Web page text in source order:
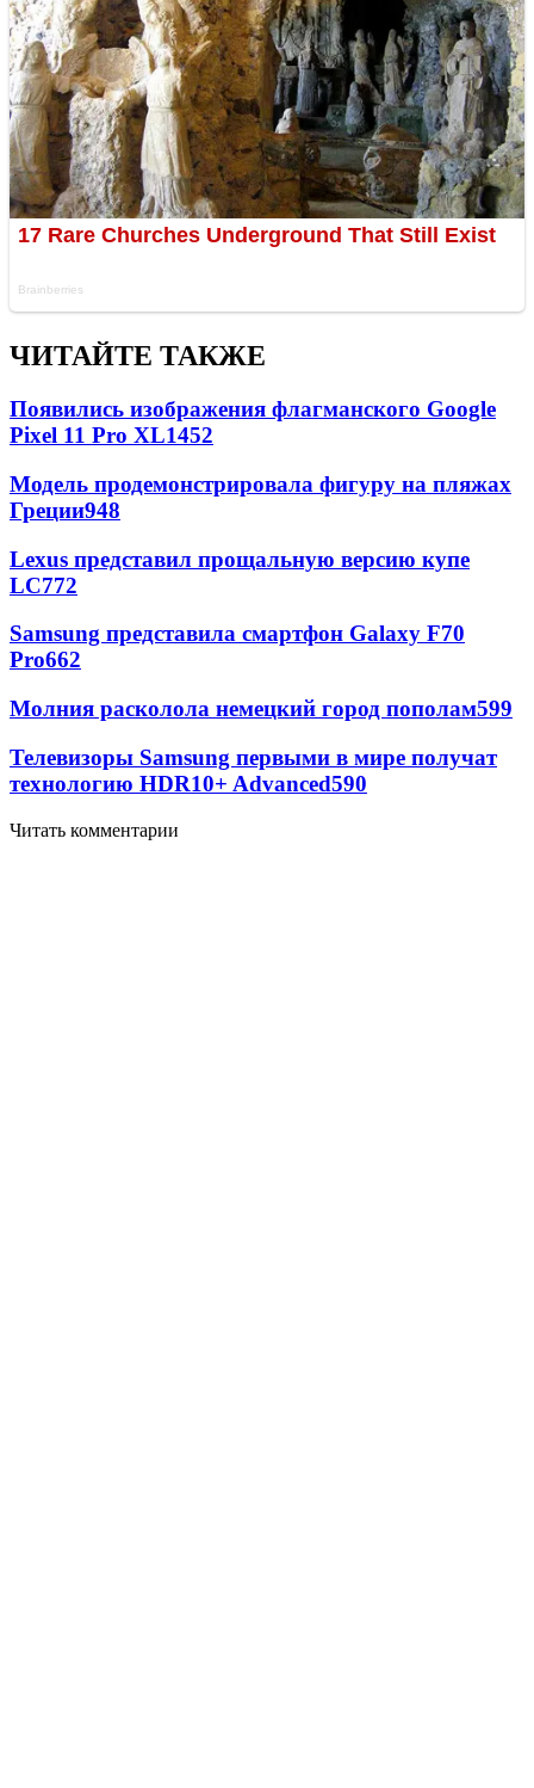
ЧИТАЙТЕ ТАКЖЕ
Появились изображения флагманского Google
Pixel 11 Pro XL1452
Модель продемонстрировала фигуру на пляжах
Греции948
Lexus представил прощальную версию купе
LC772
Samsung представила смартфон Galaxy F70
Pro662
Молния расколола немецкий город пополам599
Телевизоры Samsung первыми в мире получат
технологию HDR10+ Advanced590
Читать комментарии